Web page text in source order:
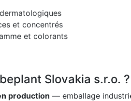
et concentrés
et colorants
Slovakia s.r.o. ?
production — emballage